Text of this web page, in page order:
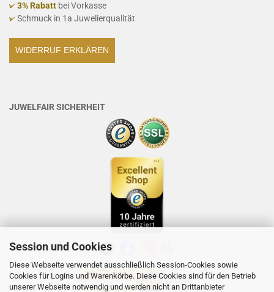
Session und Cookies
Diese Webseite verwendet ausschließlich Session-Cookies sowie
Cookies für Logins und Warenkörbe. Diese Cookies sind für den Betrieb
unserer Webseite notwendig und werden nicht an Drittanbieter
3% Rabatt bei Vorkasse
Schmuck in 1a Juwelierqualität
WIDERRUF ERKLÄREN
JUWELFAIR SICHERHEIT